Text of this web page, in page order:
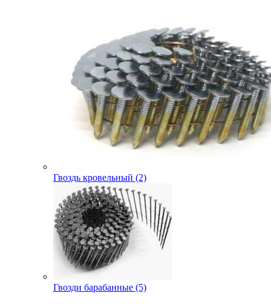
Гвоздь кровельный (2)
Гвозди барабанные (5)